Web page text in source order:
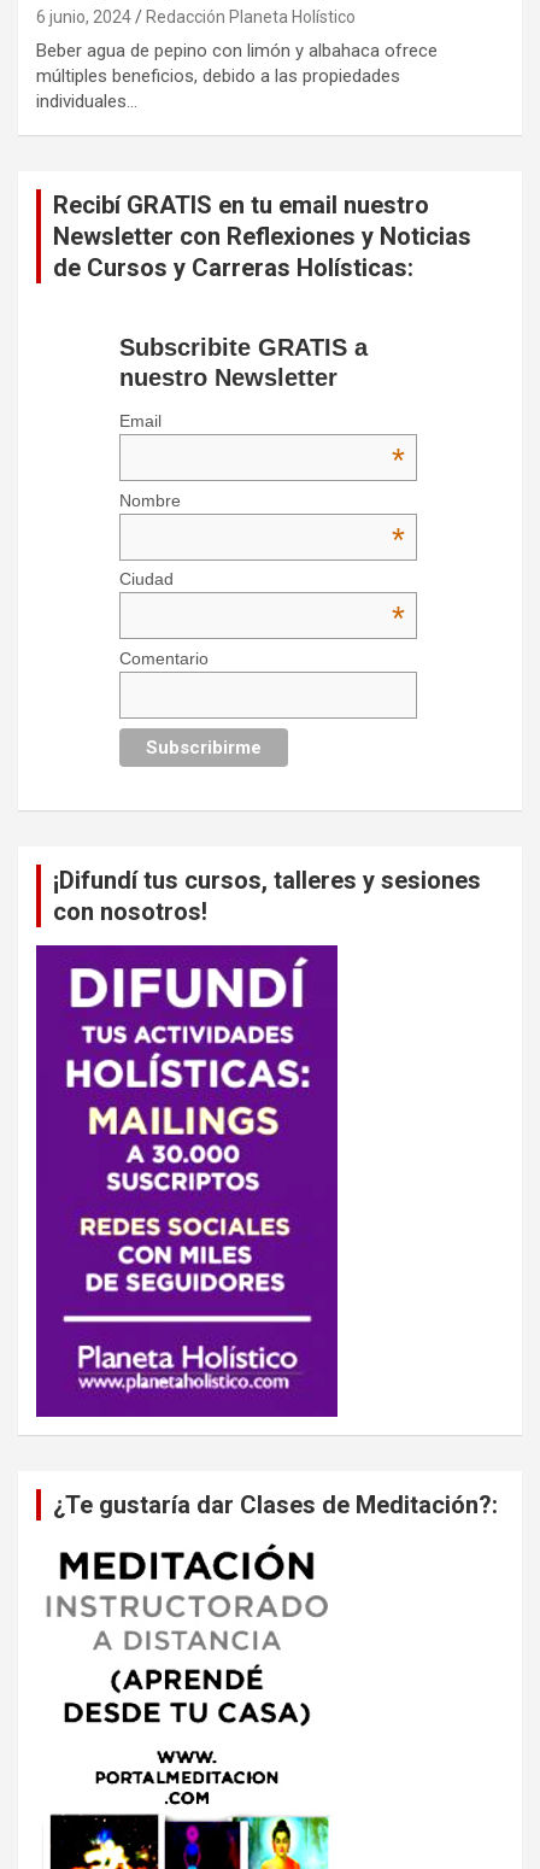
6 junio, 2024 Redacción Planeta Holístico
Beber agua de pepino con limón y albahaca ofrece
múltiples beneficios, debido a las propiedades
individuales…
Recibí GRATIS en tu email nuestro
Newsletter con Reflexiones y Noticias
de Cursos y Carreras Holísticas:
Subscribite GRATIS a
nuestro Newsletter
Email
*
Nombre
*
Ciudad
*
Comentario
¡Difundí tus cursos, talleres y sesiones
con nosotros!
¿Te gustaría dar Clases de Meditación?: